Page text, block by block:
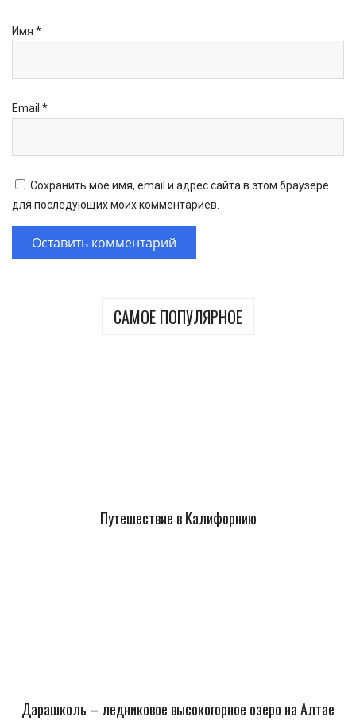
САМОЕ ПОПУЛЯРНОЕ
Путешествие в Калифорнию
Дарашколь – ледниковое высокогорное озеро на Алтае
Имя *
Email *
Сохранить моё имя, email и адрес сайта в этом браузере
для последующих моих комментариев.